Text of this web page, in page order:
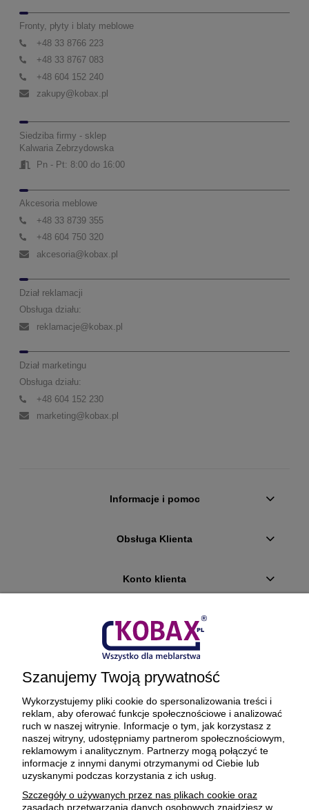
Fronty, płyty i blaty meblowe
+48 33 8766 223
+48 33 8767 083
+48 604 152 240
zakupy@kobax.pl
Siedziba firmy - sklep
Kalwaria Zebrzydowska
Pn - Pt: 8:00 do 16:00
Akcesoria meblowe
+48 33 8739 355
+48 604 750 320
akcesoria@kobax.pl
Dział reklamacji
Obsługa działu:
reklamacje@kobax.pl
Dział marketingu
Obsługa działu:
+48 604 152 230
marketing@kobax.pl
Informacje i pomoc
Obsługa Klienta
Konto klienta
Płatności i dostawa
Ciekawostki
O firmie
BEZPIECZNE PŁATNOŚCI ORAZ DOSTAWA
Szanujemy Twoją prywatność
Wykorzystujemy pliki cookie do spersonalizowania treści i
reklam, aby oferować funkcje społecznościowe i analizować
ruch w naszej witrynie. Informacje o tym, jak korzystasz z
naszej witryny, udostępniamy partnerom społecznościowym,
reklamowym i analitycznym. Partnerzy mogą połączyć te
informacje z innymi danymi otrzymanymi od Ciebie lub
uzyskanymi podczas korzystania z ich usług.
Szczegóły o używanych przez nas plikach cookie oraz
zasadach przetwarzania danych osobowych znajdziesz w